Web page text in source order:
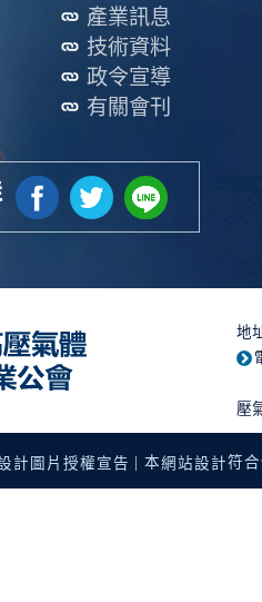
產業訊息
技術資料
政令宣導
有關會刊
地
壓
計圖片授權宣告 | 本網站設計符